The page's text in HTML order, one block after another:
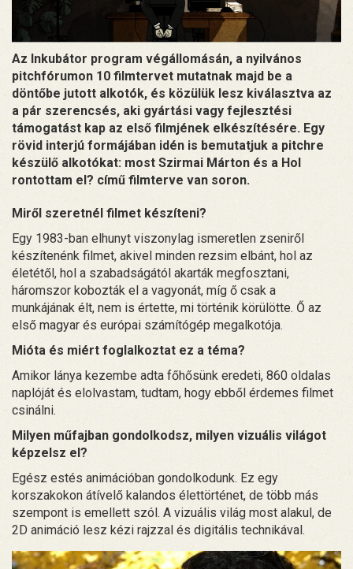
Az Inkubátor program végállomásán, a nyilvános
pitchfórumon 10 filmtervet mutatnak majd be a
döntőbe jutott alkotók, és közülük lesz kiválasztva az
a pár szerencsés, aki gyártási vagy fejlesztési
támogatást kap az első filmjének elkészítésére. Egy
rövid interjú formájában idén is bemutatjuk a pitchre
készülő alkotókat: most Szirmai Márton és a Hol
rontottam el? című filmterve van soron.
Miről szeretnél filmet készíteni?
Egy 1983-ban elhunyt viszonylag ismeretlen zseniről
készítenénk filmet, akivel minden rezsim elbánt, hol az
életétől, hol a szabadságától akarták megfosztani,
háromszor kobozták el a vagyonát, míg ő csak a
munkájának élt, nem is értette, mi történik körülötte. Ő az
első magyar és európai számítógép megalkotója.
Mióta és miért foglalkoztat ez a téma?
Amikor lánya kezembe adta főhősünk eredeti, 860 oldalas
naplóját és elolvastam, tudtam, hogy ebből érdemes filmet
csinálni.
Milyen műfajban gondolkodsz, milyen vizuális világot
képzelsz el?
Egész estés animációban gondolkodunk. Ez egy
korszakokon átívelő kalandos élettörténet, de több más
szempont is emellett szól. A vizuális világ most alakul, de
2D animáció lesz kézi rajzzal és digitális technikával.